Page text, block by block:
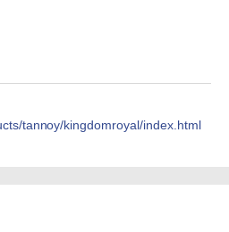
tannoy/kingdomroyal/index.html